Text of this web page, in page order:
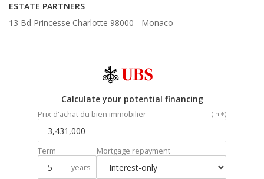
ESTATE PARTNERS
13 Bd Princesse Charlotte 98000 - Monaco
Calculate your potential financing
Prix d'achat du bien immobilier (In €)
Term
years
Mortgage repayment